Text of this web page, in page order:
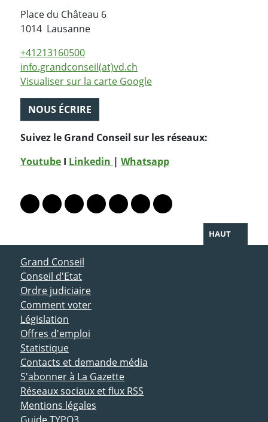
Place du Château 6
1014 LausanneSuisse
+41213160500
info.grandconseil(at)vd.ch
Visualiser sur la carte Google
NOUS ÉCRIRE
Suivez le Grand Conseil sur les réseaux:
Youtube I Linkedin | Whatsapp
Lien vers le profil Mastodon
Lien vers le profil Bluesky
Lien vers le profil Instagram
Lien vers le profil Linkedin
Lien vers le profil Facebook
Lien vers le profil Twitter
Partager par WhatsApp
HAUT
ACCÈS DIRECT
Grand Conseil
Conseil d'Etat
Ordre judiciaire
Comment voter
Législation
Offres d'emploi
Statistique
Contacts et demande média
S'abonner à La Gazette
Réseaux sociaux et flux RSS
Mentions légales